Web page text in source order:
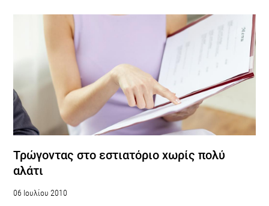
Τρώγοντας στο εστιατόριο χωρίς πολύ
αλάτι
06 Ιουλίου 2010